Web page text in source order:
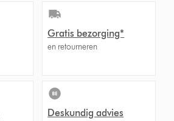
Gratis bezorging*
en retourneren
Deskundig advies